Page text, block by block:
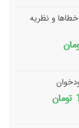
12,000,000 تومان
است.
و نظریه
1,800,000 تومان
قیمت
است.
تومانقیمت